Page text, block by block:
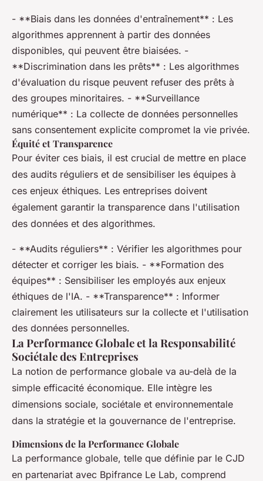
- **Biais dans les données d'entraînement** : Les
algorithmes apprennent à partir des données
disponibles, qui peuvent être biaisées. -
**Discrimination dans les prêts** : Les algorithmes
d'évaluation du risque peuvent refuser des prêts à
des groupes minoritaires. - **Surveillance
numérique** : La collecte de données personnelles
sans consentement explicite compromet la vie privée.
Équité et Transparence
Pour éviter ces biais, il est crucial de mettre en place
des audits réguliers et de sensibiliser les équipes à
ces enjeux éthiques. Les entreprises doivent
également garantir la transparence dans l'utilisation
des données et des algorithmes.
- **Audits réguliers** : Vérifier les algorithmes pour
détecter et corriger les biais. - **Formation des
équipes** : Sensibiliser les employés aux enjeux
éthiques de l'IA. - **Transparence** : Informer
clairement les utilisateurs sur la collecte et l'utilisation
des données personnelles.
La Performance Globale et la Responsabilité
Sociétale des Entreprises
La notion de performance globale va au-delà de la
simple efficacité économique. Elle intègre les
dimensions sociale, sociétale et environnementale
dans la stratégie et la gouvernance de l'entreprise.
Dimensions de la Performance Globale
La performance globale, telle que définie par le CJD
en partenariat avec Bpifrance Le Lab, comprend